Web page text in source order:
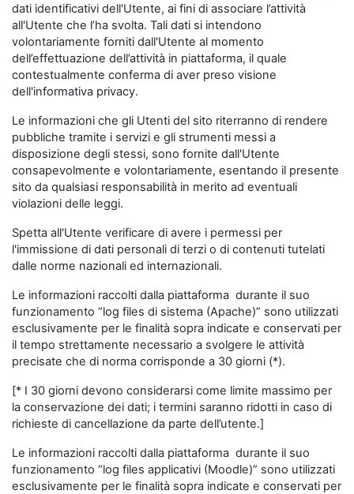
dati identificativi dell'Utente, ai fini di associare l’attività
all'Utente che l’ha svolta. Tali dati si intendono
volontariamente forniti dall'Utente al momento
dell’effettuazione dell’attività in piattaforma, il quale
contestualmente conferma di aver preso visione
dell'informativa privacy.
Le informazioni che gli Utenti del sito riterranno di rendere
pubbliche tramite i servizi e gli strumenti messi a
disposizione degli stessi, sono fornite dall'Utente
consapevolmente e volontariamente, esentando il presente
sito da qualsiasi responsabilità in merito ad eventuali
violazioni delle leggi.
Spetta all'Utente verificare di avere i permessi per
l'immissione di dati personali di terzi o di contenuti tutelati
dalle norme nazionali ed internazionali.
Le informazioni raccolti dalla piattaforma durante il suo
funzionamento “log files di sistema (Apache)” sono utilizzati
esclusivamente per le finalità sopra indicate e conservati per
il tempo strettamente necessario a svolgere le attività
precisate che di norma corrisponde a 30 giorni (*).
[* I 30 giorni devono considerarsi come limite massimo per
la conservazione dei dati; i termini saranno ridotti in caso di
richieste di cancellazione da parte dell’utente.]
Le informazioni raccolti dalla piattaforma durante il suo
funzionamento “log files applicativi (Moodle)” sono utilizzati
esclusivamente per le finalità sopra indicate e conservati per